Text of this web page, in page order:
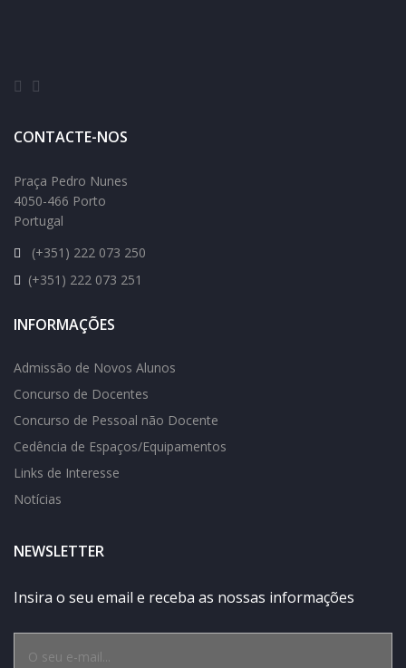
CONTACTE-NOS
Praça Pedro Nunes
4050-466 Porto
Portugal
(+351) 222 073 250
(+351) 222 073 251
INFORMAÇÕES
Admissão de Novos Alunos
Concurso de Docentes
Concurso de Pessoal não Docente
Cedência de Espaços/Equipamentos
Links de Interesse
Notícias
NEWSLETTER
Insira o seu email e receba as nossas informações